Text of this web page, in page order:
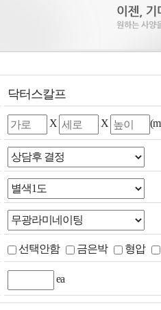
닥터스칼프
X X
선택안함 금은박 형압
ea